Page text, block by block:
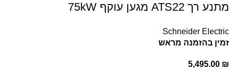
מתנע רך ATS22 מגען עוקף 75kW
Schneider Electric
זמין בהזמנה מראש
5,495.00 ₪